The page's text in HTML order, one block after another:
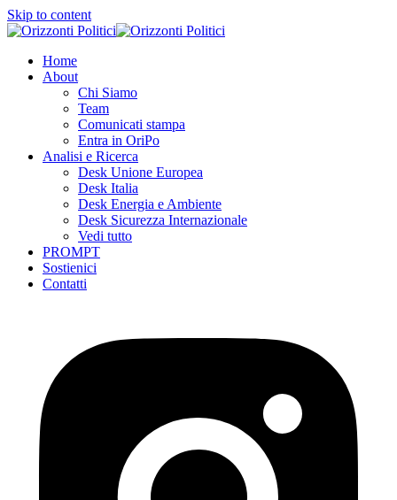
Skip to content
Home
About
Chi Siamo
Team
Comunicati stampa
Entra in OriPo
Analisi e Ricerca
Desk Unione Europea
Desk Italia
Desk Energia e Ambiente
Desk Sicurezza Internazionale
Vedi tutto
PROMPT
Sostienici
Contatti